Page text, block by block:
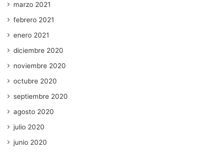
marzo 2021
febrero 2021
enero 2021
diciembre 2020
noviembre 2020
octubre 2020
septiembre 2020
agosto 2020
julio 2020
junio 2020